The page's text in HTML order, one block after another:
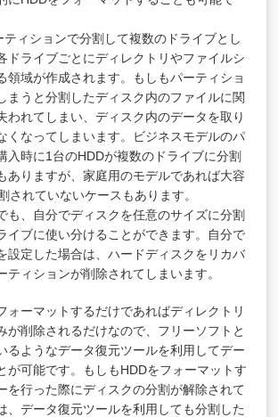
ティションで分割して複数のドライブとし
ドライブごとにディレクトリやファイルシ
領域が作成されます。もしもパーティショ
まうと分割したディスク内のファイルに関
われてしまい、ディスク内のデータを取り
くなってしまいます。ビジネスモデルのパ
入時に1台のHDDが複数のドライブに分割
ありますが、家庭用のモデルであれば大容
されていないケースもあります。
も、自分でディスクを任意のサイズに分割
イブに使い分けることができます。自分で
設定した場合は、ハードディスクをリカバ
ティションが削除されてしまいます。
ォーマットするだけであればディレクトリ
が削除されるだけなので、フリーソフトと
るようなデータ復元ツールを利用してデー
が可能です。もしもHDDをフォーマットす
を行った際にディスクの分割が解除されて
、データ復元ツールを利用しても分割した